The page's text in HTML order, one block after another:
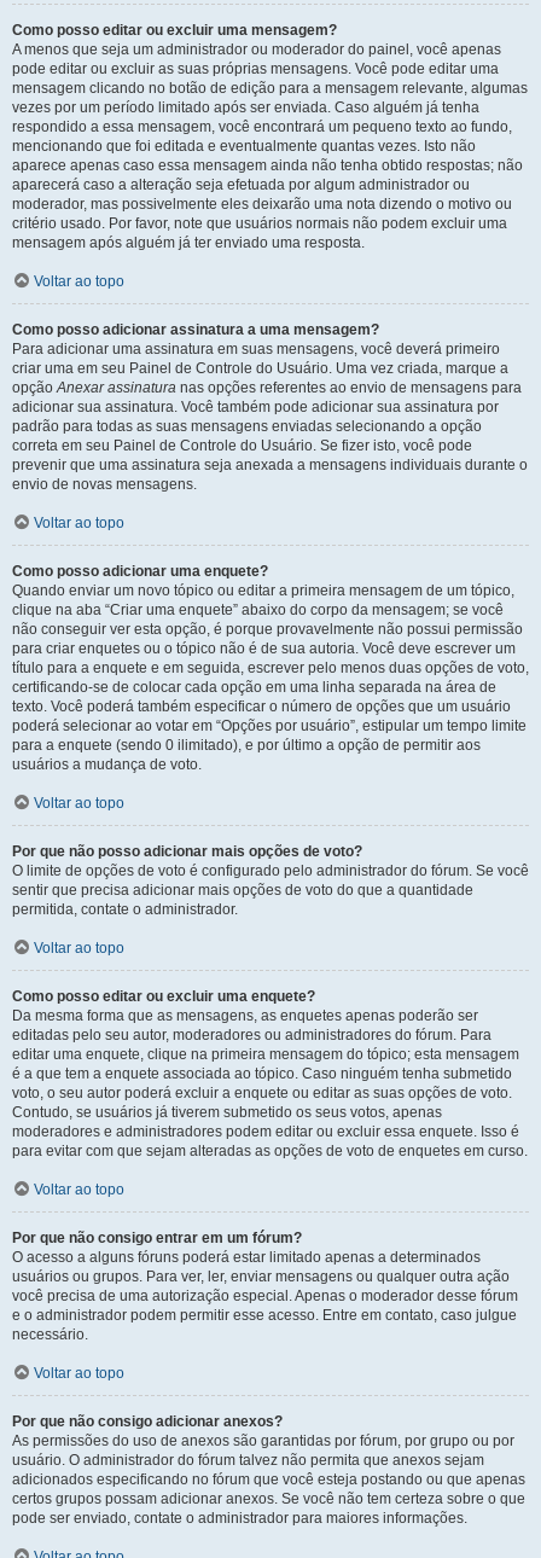
Como posso editar ou excluir uma mensagem?
A menos que seja um administrador ou moderador do painel, você apenas
pode editar ou excluir as suas próprias mensagens. Você pode editar uma
mensagem clicando no botão de edição para a mensagem relevante, algumas
vezes por um período limitado após ser enviada. Caso alguém já tenha
respondido a essa mensagem, você encontrará um pequeno texto ao fundo,
mencionando que foi editada e eventualmente quantas vezes. Isto não
aparece apenas caso essa mensagem ainda não tenha obtido respostas; não
aparecerá caso a alteração seja efetuada por algum administrador ou
moderador, mas possivelmente eles deixarão uma nota dizendo o motivo ou
critério usado. Por favor, note que usuários normais não podem excluir uma
mensagem após alguém já ter enviado uma resposta.
Voltar ao topo
Como posso adicionar assinatura a uma mensagem?
Para adicionar uma assinatura em suas mensagens, você deverá primeiro
criar uma em seu Painel de Controle do Usuário. Uma vez criada, marque a
opçãoAnexar assinatura nas opções referentes ao envio de mensagens para
adicionar sua assinatura. Você também pode adicionar sua assinatura por
padrão para todas as suas mensagens enviadas selecionando a opção
correta em seu Painel de Controle do Usuário. Se fizer isto, você pode
prevenir que uma assinatura seja anexada a mensagens individuais durante o
envio de novas mensagens.
Voltar ao topo
Como posso adicionar uma enquete?
Quando enviar um novo tópico ou editar a primeira mensagem de um tópico,
clique na aba “Criar uma enquete” abaixo do corpo da mensagem; se você
não conseguir ver esta opção, é porque provavelmente não possui permissão
para criar enquetes ou o tópico não é de sua autoria. Você deve escrever um
título para a enquete e em seguida, escrever pelo menos duas opções de voto,
certificando-se de colocar cada opção em uma linha separada na área de
texto. Você poderá também especificar o número de opções que um usuário
poderá selecionar ao votar em “Opções por usuário”, estipular um tempo limite
para a enquete (sendo 0 ilimitado), e por último a opção de permitir aos
usuários a mudança de voto.
Voltar ao topo
Por que não posso adicionar mais opções de voto?
O limite de opções de voto é configurado pelo administrador do fórum. Se você
sentir que precisa adicionar mais opções de voto do que a quantidade
permitida, contate o administrador.
Voltar ao topo
Como posso editar ou excluir uma enquete?
Da mesma forma que as mensagens, as enquetes apenas poderão ser
editadas pelo seu autor, moderadores ou administradores do fórum. Para
editar uma enquete, clique na primeira mensagem do tópico; esta mensagem
é a que tem a enquete associada ao tópico. Caso ninguém tenha submetido
voto, o seu autor poderá excluir a enquete ou editar as suas opções de voto.
Contudo, se usuários já tiverem submetido os seus votos, apenas
moderadores e administradores podem editar ou excluir essa enquete. Isso é
para evitar com que sejam alteradas as opções de voto de enquetes em curso.
Voltar ao topo
Por que não consigo entrar em um fórum?
O acesso a alguns fóruns poderá estar limitado apenas a determinados
usuários ou grupos. Para ver, ler, enviar mensagens ou qualquer outra ação
você precisa de uma autorização especial. Apenas o moderador desse fórum
e o administrador podem permitir esse acesso. Entre em contato, caso julgue
necessário.
Voltar ao topo
Por que não consigo adicionar anexos?
As permissões do uso de anexos são garantidas por fórum, por grupo ou por
usuário. O administrador do fórum talvez não permita que anexos sejam
adicionados especificando no fórum que você esteja postando ou que apenas
certos grupos possam adicionar anexos. Se você não tem certeza sobre o que
pode ser enviado, contate o administrador para maiores informações.